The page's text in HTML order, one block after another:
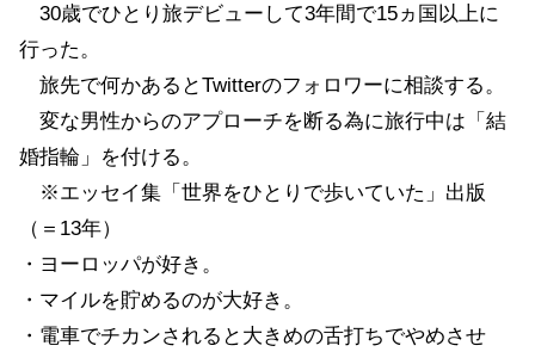
30歳でひとり旅デビューして3年間で15ヵ国以上に
行った。
旅先で何かあるとTwitterのフォロワーに相談する。
変な男性からのアプローチを断る為に旅行中は「結
婚指輪」を付ける。
※エッセイ集「世界をひとりで歩いていた」出版
（＝13年）
・ヨーロッパが好き。
・マイルを貯めるのが大好き。
・電車でチカンされると大きめの舌打ちでやめさせ